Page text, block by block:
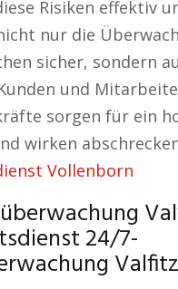
Risiken effektiv
nur die
sicher, sondern
und
sorgen für ein
wirken
Vollenborn
24/7-
Valfitz